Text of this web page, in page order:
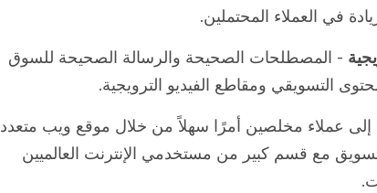
في العملاء المحتملين.
- المصطلحات الصحيحة والرسالة الصحيحة للسوق
التسويقي ومقاطع الفيديو الترويجية.
إلى عملاء مخلصين أمرًا سهلاً من خلال موقع ويب متعدد
مع قسم كبير من مستخدمي الإنترنت العالميين